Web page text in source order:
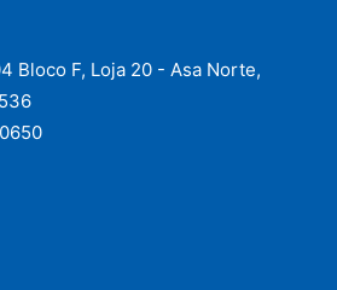
Bloco F, Loja 20 - Asa Norte,